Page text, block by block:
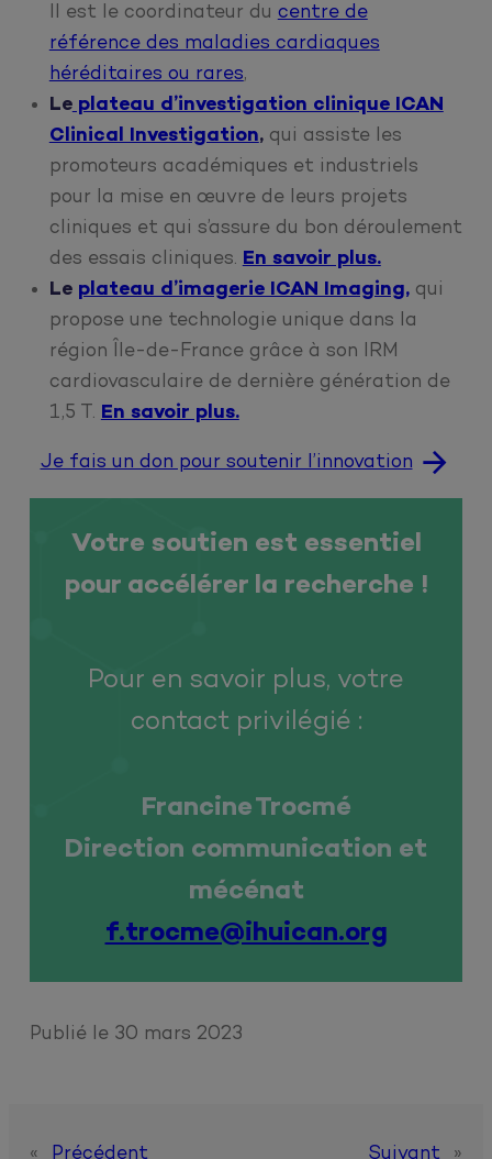
Il est le coordinateur du centre de
référence des maladies cardiaques
héréditaires ou rares,
Leplateau d’investigation clinique ICAN
Clinical Investigation,qui assiste les
promoteurs académiques et industriels
pour la mise en œuvre de leurs projets
cliniques et qui s’assure du bon déroulement
des essais cliniques. En savoir plus.
Le plateau d’imagerie ICAN Imaging,qui
propose une technologie unique dans la
région Île-de-France grâce à son IRM
cardiovasculaire de dernière génération de
1,5 T. En savoir plus.
Je fais un don pour soutenir l’innovation
Votre soutien est essentiel
pour accélérer la recherche !
Pour en savoir plus, votre
contact privilégié :
Francine Trocmé
Direction communication et
mécénat
f.trocme@ihuican.org
Publié le 30 mars 2023
« Précédent Suivant »